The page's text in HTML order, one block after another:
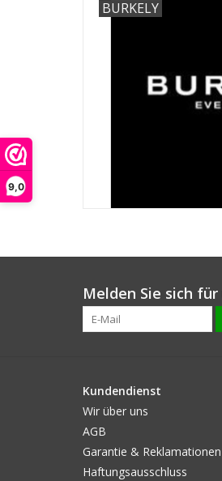
9,0
BURKELY
Melden Sie sich
Kundendienst
Wir über uns
AGB
Garantie & Reklamationen
Haftungsausschluss